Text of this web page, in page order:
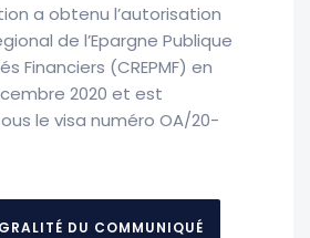
a obtenu l’autorisation
de l’Epargne Publique
Financiers (CREPMF) en
2020 et est
le visa numéro OA/20-
DU COMMUNIQUÉ